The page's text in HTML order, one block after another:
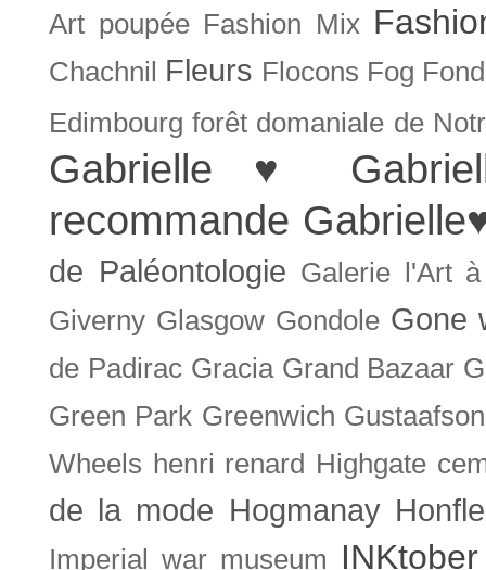
Art poupée Fashion Mix
Chachnil Fleurs Flocons Fog
Edimbourg forêt domaniale de
Gabrielle ♥
recommande
de Paléontologie Galerie l'Art
Giverny Glasgow Gondole Gone
de Padirac Gracia Grand Bazaar
Green Park Greenwich Gustaafson
Wheels henri renard Highgate
de la mode Hogmanay
Imperial war museum INKtober